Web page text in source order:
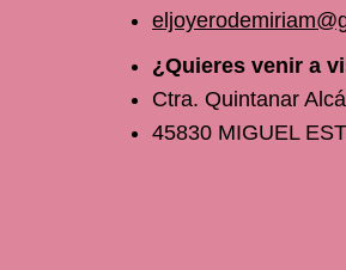
¿Quieres venir a
Ctra. Quintanar
45830 MIGUEL